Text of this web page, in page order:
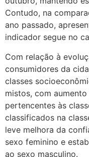
Contudo, na
ano passado,
indicador segue no
Com relação à
consumidores da
classes
mistos, com
pertencentes às
classificados na
leve melhora da
sexo feminino e
ao sexo masculino.